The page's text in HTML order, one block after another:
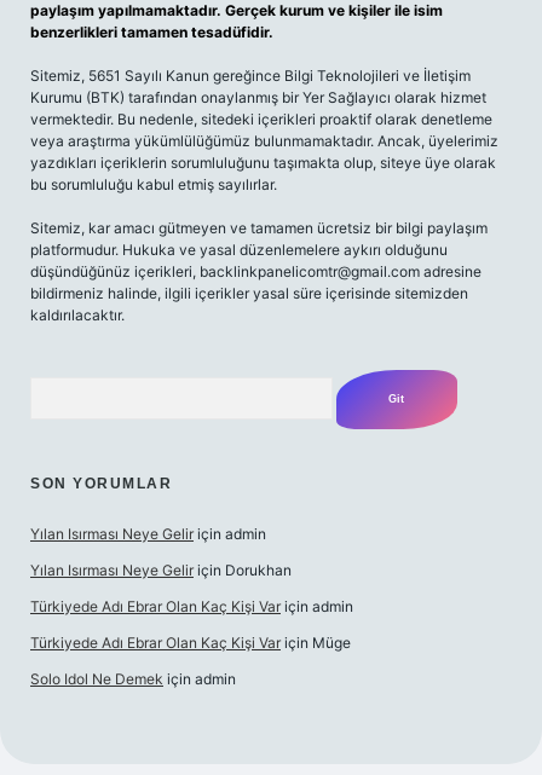
paylaşım yapılmamaktadır. Gerçek kurum ve kişiler ile isim
benzerlikleri tamamen tesadüfidir.
Sitemiz, 5651 Sayılı Kanun gereğince Bilgi Teknolojileri ve İletişim
Kurumu (BTK) tarafından onaylanmış bir Yer Sağlayıcı olarak hizmet
vermektedir. Bu nedenle, sitedeki içerikleri proaktif olarak denetleme
veya araştırma yükümlülüğümüz bulunmamaktadır. Ancak, üyelerimiz
yazdıkları içeriklerin sorumluluğunu taşımakta olup, siteye üye olarak
bu sorumluluğu kabul etmiş sayılırlar.
Sitemiz, kar amacı gütmeyen ve tamamen ücretsiz bir bilgi paylaşım
platformudur. Hukuka ve yasal düzenlemelere aykırı olduğunu
düşündüğünüz içerikleri, backlinkpanelicomtr@gmail.com adresine
bildirmeniz halinde, ilgili içerikler yasal süre içerisinde sitemizden
kaldırılacaktır.
SON YORUMLAR
Yılan Isırması Neye Gelir için admin
Yılan Isırması Neye Gelir için Dorukhan
Türkiyede Adı Ebrar Olan Kaç Kişi Var için admin
Türkiyede Adı Ebrar Olan Kaç Kişi Var için Müge
Solo Idol Ne Demek için admin